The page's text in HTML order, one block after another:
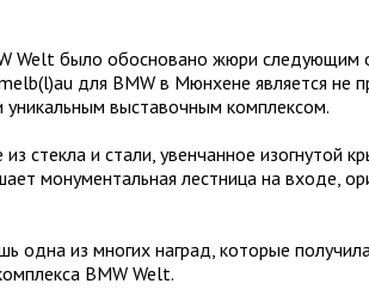
Welt было обосновано жюри следующим
для BMW в Мюнхене является не
выставочным комплексом.
стекла и стали, увенчанное изогнутой
монументальная лестница на входе,
одна из многих наград, которые
BMW Welt.